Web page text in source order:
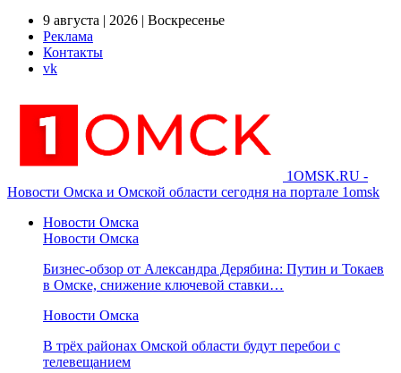
9 августа | 2026 | Воскресенье
Реклама
Контакты
vk
1OMSK.RU -
Новости Омска и Омской области сегодня на портале 1omsk
Новости Омска
Новости Омска
Бизнес-обзор от Александра Дерябина: Путин и Токаев
в Омске, снижение ключевой ставки…
Новости Омска
В трёх районах Омской области будут перебои с
телевещанием